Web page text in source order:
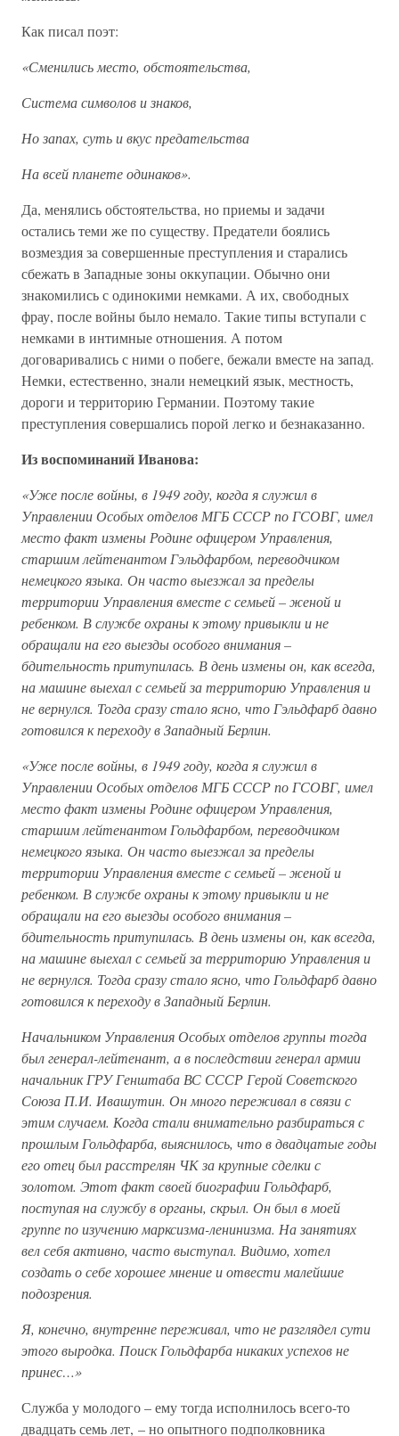
Как писал поэт:
«Сменились место, обстоятельства,
Система символов и знаков,
Но запах, суть и вкус предательства
На всей планете одинаков».
Да, менялись обстоятельства, но приемы и задачи
остались теми же по существу. Предатели боялись
возмездия за совершенные преступления и старались
сбежать в Западные зоны оккупации. Обычно они
знакомились с одинокими немками. А их, свободных
фрау, после войны было немало. Такие типы вступали с
немками в интимные отношения. А потом
договаривались с ними о побеге, бежали вместе на запад.
Немки, естественно, знали немецкий язык, местность,
дороги и территорию Германии. Поэтому такие
преступления совершались порой легко и безнаказанно.
Из воспоминаний Иванова:
«Уже после войны, в 1949 году, когда я служил в
Управлении Особых отделов МГБ СССР по ГСОВГ, имел
место факт измены Родине офицером Управления,
старшим лейтенантом Гэльдфарбом, переводчиком
немецкого языка. Он часто выезжал за пределы
территории Управления вместе с семьей – женой и
ребенком. В службе охраны к этому привыкли и не
обращали на его выезды особого внимания –
бдительность притупилась. В день измены он, как всегда,
на машине выехал с семьей за территорию Управления и
не вернулся. Тогда сразу стало ясно, что Гэльдфарб давно
готовился к переходу в Западный Берлин.
«Уже после войны, в 1949 году, когда я служил в
Управлении Особых отделов МГБ СССР по ГСОВГ, имел
место факт измены Родине офицером Управления,
старшим лейтенантом Гольдфарбом, переводчиком
немецкого языка. Он часто выезжал за пределы
территории Управления вместе с семьей – женой и
ребенком. В службе охраны к этому привыкли и не
обращали на его выезды особого внимания –
бдительность притупилась. В день измены он, как всегда,
на машине выехал с семьей за территорию Управления и
не вернулся. Тогда сразу стало ясно, что Гольдфарб давно
готовился к переходу в Западный Берлин.
Начальником Управления Особых отделов группы тогда
был генерал-лейтенант, а в последствии генерал армии
начальник ГРУ Генштаба ВС СССР Герой Советского
Союза П.И. Ивашутин. Он много переживал в связи с
этим случаем. Когда стали внимательно разбираться с
прошлым Гольдфарба, выяснилось, что в двадцатые годы
его отец был расстрелян ЧК за крупные сделки с
золотом. Этот факт своей биографии Гольдфарб,
поступая на службу в органы, скрыл. Он был в моей
группе по изучению марксизма-ленинизма. На занятиях
вел себя активно, часто выступал. Видимо, хотел
создать о себе хорошее мнение и отвести малейшие
подозрения.
Я, конечно, внутренне переживал, что не разглядел сути
этого выродка. Поиск Гольдфарба никаких успехов не
принес…»
Служба у молодого – ему тогда исполнилось всего-то
двадцать семь лет, – но опытного подполковника